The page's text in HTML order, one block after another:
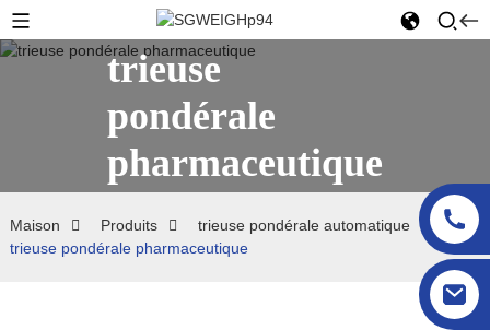
trieuse
pondérale
pharmaceutique
Maison Produits
trieuse pondérale automatique
trieuse pondérale pharmaceutique